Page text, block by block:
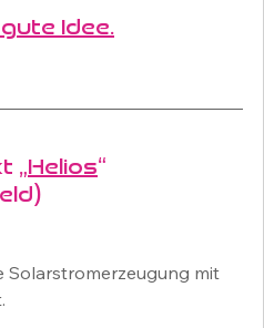
Idee.
„Helios“
Solarstromerzeugung mit